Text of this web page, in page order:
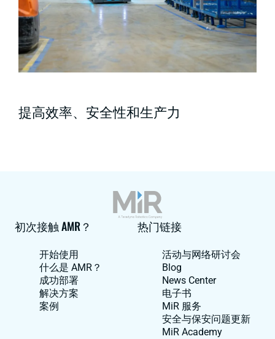
提高效率、安全性和生产力
初次接触 AMR？
开始使用
什么是 AMR？
成功部署
解决方案
案例
热门链接
活动与网络研讨会
Blog
News Center
电子书
MiR 服务
安全与保安问题更新
MiR Academy